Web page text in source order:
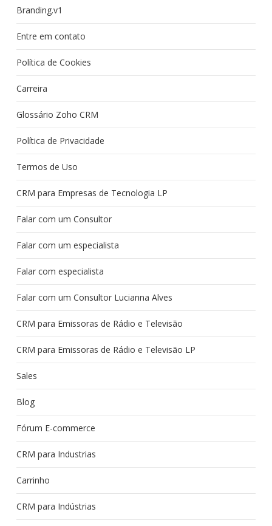
Branding.v1
Entre em contato
Política de Cookies
Carreira
Glossário Zoho CRM
Política de Privacidade
Termos de Uso
CRM para Empresas de Tecnologia LP
Falar com um Consultor
Falar com um especialista
Falar com especialista
Falar com um Consultor Lucianna Alves
CRM para Emissoras de Rádio e Televisão
CRM para Emissoras de Rádio e Televisão LP
Sales
Blog
Fórum E-commerce
CRM para Industrias
Carrinho
CRM para Indústrias